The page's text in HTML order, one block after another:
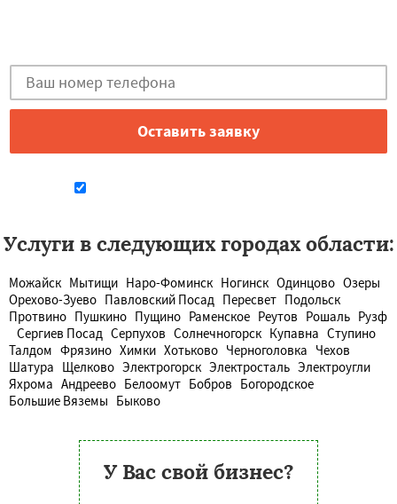
Услуги в следующих городах области:
Можайск Мытищи Наро-Фоминск Ногинск Одинцово Озеры
Орехово-Зуево Павловский Посад Пересвет Подольск
Протвино Пушкино Пущино Раменское Реутов Рошаль Рузф
Сергиев Посад Серпухов Солнечногорск Купавна Ступино
Талдом Фрязино Химки Хотьково Черноголовка Чехов
Шатура Щелково Электрогорск Электросталь Электроугли
Яхрома Андреево Белоомут Бобров Богородское
Большие Вяземы Быково
У Вас свой бизнес?